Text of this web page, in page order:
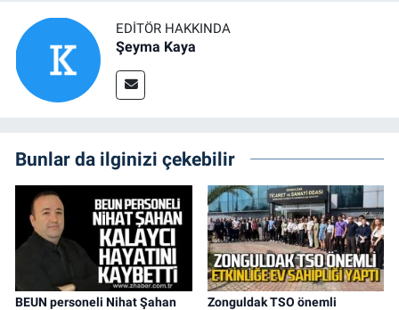
EDITÖR HAKKINDA
Şeyma Kaya
Bunlar da ilginizi çekebilir
BEUN personeli Nihat Şahan
Zonguldak TSO önemli